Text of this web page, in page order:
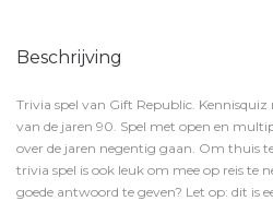
Beschrijving
Trivia spel van Gift Republic.
van de jaren 90. Spel met open en
over de jaren negentig gaan. Om thuis
trivia spel is ook leuk om mee op reis te
goede antwoord te geven? Let op: dit is